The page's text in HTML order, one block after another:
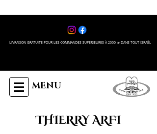
LIVRAISON GRATUITE POUR LES COMMANDES SUPÉRIEURES À 2000 ₪ DANS TOUT ISRAÊL
MENU
THIERRY ARFI